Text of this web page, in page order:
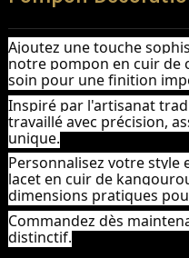
Ajoutez une touche
notre pompon en cuir de
soin pour une finition
Inspiré par l'artisanat
travaillé avec précision,
unique.
Personnalisez votre style
lacet en cuir de
dimensions pratiques
Commandez dès
distinctif.